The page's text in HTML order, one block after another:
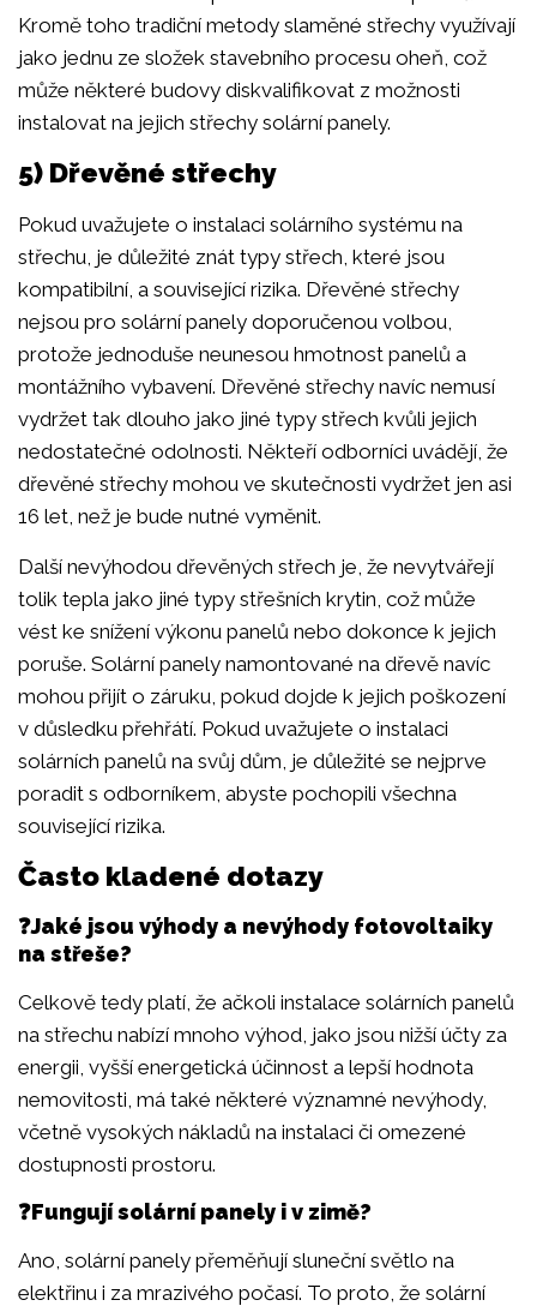
Kromě toho tradiční metody slaměné střechy využívají
jako jednu ze složek stavebního procesu oheň, což
může některé budovy diskvalifikovat z možnosti
instalovat na jejich střechy solární panely.
5) Dřevěné střechy
Pokud uvažujete o instalaci solárního systému na
střechu, je důležité znát typy střech, které jsou
kompatibilní, a související rizika. Dřevěné střechy
nejsou pro solární panely doporučenou volbou,
protože jednoduše neunesou hmotnost panelů a
montážního vybavení. Dřevěné střechy navíc nemusí
vydržet tak dlouho jako jiné typy střech kvůli jejich
nedostatečné odolnosti. Někteří odborníci uvádějí, že
dřevěné střechy mohou ve skutečnosti vydržet jen asi
16 let, než je bude nutné vyměnit.
Další nevýhodou dřevěných střech je, že nevytvářejí
tolik tepla jako jiné typy střešních krytin, což může
vést ke snížení výkonu panelů nebo dokonce k jejich
poruše. Solární panely namontované na dřevě navíc
mohou přijít o záruku, pokud dojde k jejich poškození
v důsledku přehřátí. Pokud uvažujete o instalaci
solárních panelů na svůj dům, je důležité se nejprve
poradit s odborníkem, abyste pochopili všechna
související rizika.
Často kladené dotazy
❓Jaké jsou výhody a nevýhody fotovoltaiky
na střeše?
Celkově tedy platí, že ačkoli instalace solárních panelů
na střechu nabízí mnoho výhod, jako jsou nižší účty za
energii, vyšší energetická účinnost a lepší hodnota
nemovitosti, má také některé významné nevýhody,
včetně vysokých nákladů na instalaci či omezené
dostupnosti prostoru.
❓Fungují solární panely i v zimě?
Ano, solární panely přeměňují sluneční světlo na
elektřinu i za mrazivého počasí. To proto, že solární